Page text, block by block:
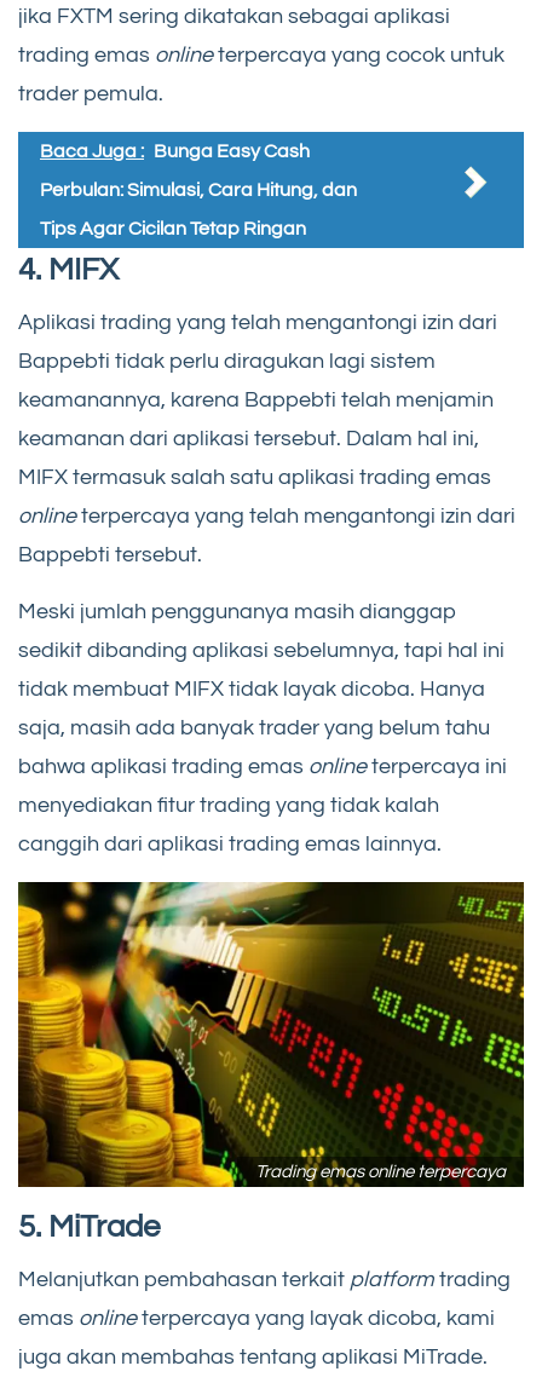
jika FXTM sering dikatakan sebagai aplikasi
trading emas onlineterpercaya yang cocok untuk
trader pemula.
Baca Juga : Bunga Easy Cash
Perbulan: Simulasi, Cara Hitung, dan
Tips Agar Cicilan Tetap Ringan
4. MIFX
Aplikasi trading yang telah mengantongi izin dari
Bappebti tidak perlu diragukan lagi sistem
keamanannya, karena Bappebti telah menjamin
keamanan dari aplikasi tersebut. Dalam hal ini,
MIFX termasuk salah satu aplikasi trading emas
onlineterpercaya yang telah mengantongi izin dari
Bappebti tersebut.
Meski jumlah penggunanya masih dianggap
sedikit dibanding aplikasi sebelumnya, tapi hal ini
tidak membuat MIFX tidak layak dicoba. Hanya
saja, masih ada banyak trader yang belum tahu
bahwa aplikasi trading emas onlineterpercaya ini
menyediakan fitur trading yang tidak kalah
canggih dari aplikasi trading emas lainnya.
Trading emas online terpercaya
5. MiTrade
Melanjutkan pembahasan terkait platform trading
emas onlineterpercaya yang layak dicoba, kami
juga akan membahas tentang aplikasi MiTrade.